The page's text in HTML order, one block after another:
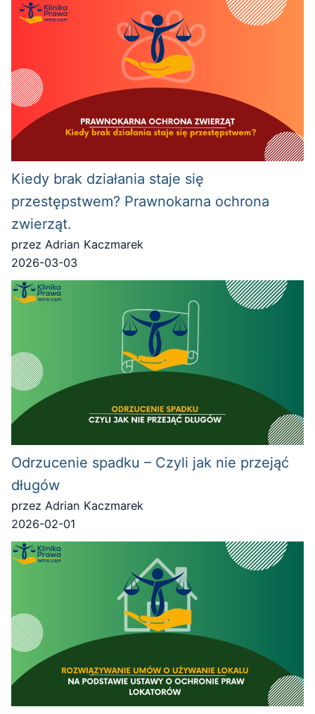
Kiedy brak działania staje się
przestępstwem? Prawnokarna ochrona
zwierząt.
przez Adrian Kaczmarek
2026-03-03
Odrzucenie spadku – Czyli jak nie przejąć
długów
przez Adrian Kaczmarek
2026-02-01